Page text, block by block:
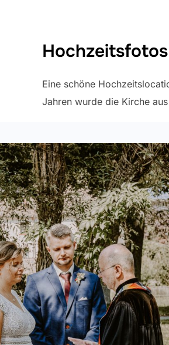
Eine schöne
Jahren wurde die Kirche